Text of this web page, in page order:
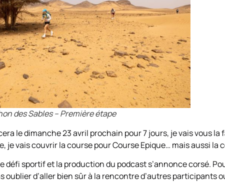
des Sables – Première étape
le dimanche 23 avril prochain pour 7 jours, je vais vous
je vais couvrir la course pour Course Epique… mais aussi la
défi sportif et la production du podcast s’annonce corsé.
oublier d’aller bien sûr à la rencontre d’autres participants